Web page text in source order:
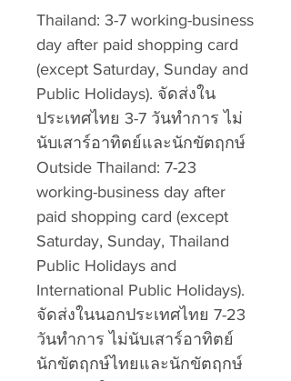
Thailand: 3-7 working-business
day after paid shopping card
(except Saturday, Sunday and
Public Holidays). จัดส่งใน
ประเทศไทย 3-7 วันทำการ ไม่
นับเสาร์อาทิตย์และนักขัตฤกษ์
Outside Thailand: 7-23
working-business day after
paid shopping card (except
Saturday, Sunday, Thailand
Public Holidays and
International Public Holidays).
จัดส่งในนอกประเทศไทย 7-23
วันทำการ ไม่นับเสาร์อาทิตย์
นักขัตฤกษ์ไทยและนักขัตฤกษ์